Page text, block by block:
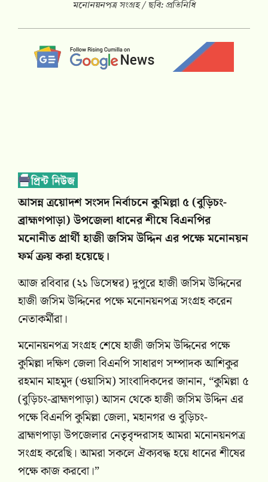
মনোনয়নপত্র সংগ্রহ / ছবি: প্রতিনিধি
আসন্ন ত্রয়োদশ সংসদ নির্বাচনে কুমিল্লা ৫ (বুড়িচং-
ব্রাহ্মণপাড়া) উপজেলা ধানের শীষে বিএনপির
মনোনীত প্রার্থী হাজী জসিম উদ্দিন এর পক্ষে মনোনয়ন
ফর্ম ক্রয় করা হয়েছে।
আজ রবিবার (২১ ডিসেম্বর) দুপুরে হাজী জসিম উদ্দিনের
হাজী জসিম উদ্দিনের পক্ষে মনোনয়নপত্র সংগ্রহ করেন
নেতাকর্মীরা।
মনোনয়নপত্র সংগ্রহ শেষে হাজী জসিম উদ্দিনের পক্ষে
কুমিল্লা দক্ষিণ জেলা বিএনপি সাধারণ সম্পাদক আশিকুর
রহমান মাহমুদ (ওয়াসিম) সাংবাদিকদের জানান, “কুমিল্লা ৫
(বুড়িচং-ব্রাহ্মণপাড়া) আসন থেকে হাজী জসিম উদ্দিন এর
পক্ষে বিএনপি কুমিল্লা জেলা, মহানগর ও বুড়িচং-
ব্রাহ্মণপাড়া উপজেলার নেতৃবৃন্দরাসহ আমরা মনোনয়নপত্র
সংগ্রহ করেছি। আমরা সকলে ঐক্যবদ্ধ হয়ে ধানের শীষের
পক্ষে কাজ করবো।”